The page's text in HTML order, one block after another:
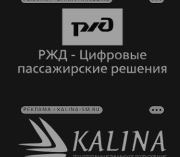
РЕКЛАМА • KALINA-SM.RU